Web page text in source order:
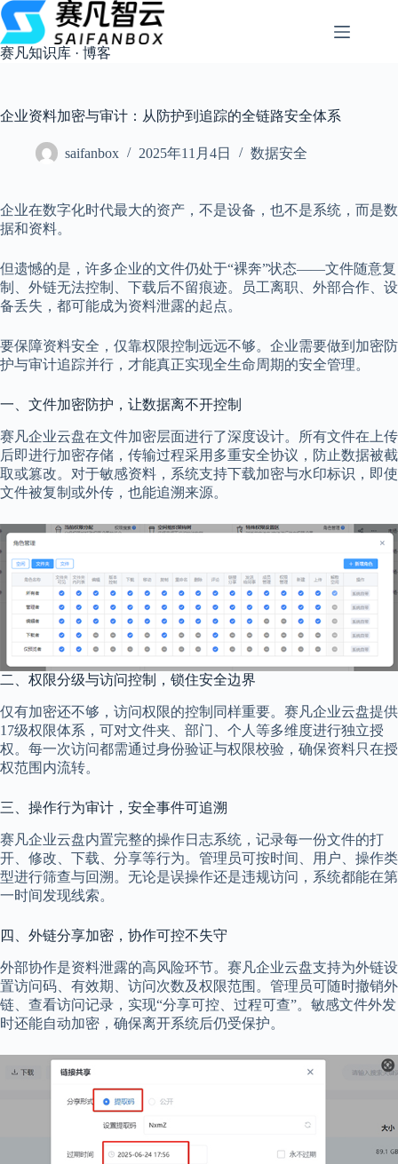
跳
过
内
容
赛凡知识库 · 博客
企业资料加密与审计：从防护到追踪的全链路安全体系
saifanbox 2025年11月4日 数据安全
企业在数字化时代最大的资产，不是设备，也不是系统，而是数
据和资料。
但遗憾的是，许多企业的文件仍处于“裸奔”状态——文件随意复
制、外链无法控制、下载后不留痕迹。员工离职、外部合作、设
备丢失，都可能成为资料泄露的起点。
要保障资料安全，仅靠权限控制远远不够。企业需要做到加密防
护与审计追踪并行，才能真正实现全生命周期的安全管理。
一、文件加密防护，让数据离不开控制
赛凡企业云盘在文件加密层面进行了深度设计。所有文件在上传
后即进行加密存储，传输过程采用多重安全协议，防止数据被截
取或篡改。对于敏感资料，系统支持下载加密与水印标识，即使
文件被复制或外传，也能追溯来源。
二、权限分级与访问控制，锁住安全边界
仅有加密还不够，访问权限的控制同样重要。赛凡企业云盘提供
17级权限体系，可对文件夹、部门、个人等多维度进行独立授
权。每一次访问都需通过身份验证与权限校验，确保资料只在授
权范围内流转。
三、操作行为审计，安全事件可追溯
赛凡企业云盘内置完整的操作日志系统，记录每一份文件的打
开、修改、下载、分享等行为。管理员可按时间、用户、操作类
型进行筛查与回溯。无论是误操作还是违规访问，系统都能在第
一时间发现线索。
四、外链分享加密，协作可控不失守
外部协作是资料泄露的高风险环节。赛凡企业云盘支持为外链设
置访问码、有效期、访问次数及权限范围。管理员可随时撤销外
链、查看访问记录，实现“分享可控、过程可查”。敏感文件外发
时还能自动加密，确保离开系统后仍受保护。